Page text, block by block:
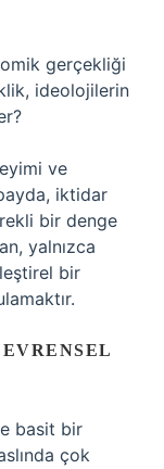
gerçekliği
ideolojilerin
ve
iktidar
bir denge
yalnızca
bir
basit bir
çok